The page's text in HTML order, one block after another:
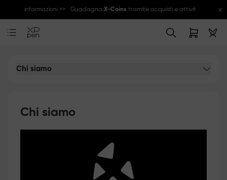
informazioni >> GuadagnaX-Coinstramite acquisti e attività della x
Chi siamo
Chi siamo